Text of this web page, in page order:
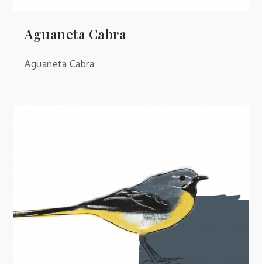
Aguaneta Cabra
Aguaneta Cabra